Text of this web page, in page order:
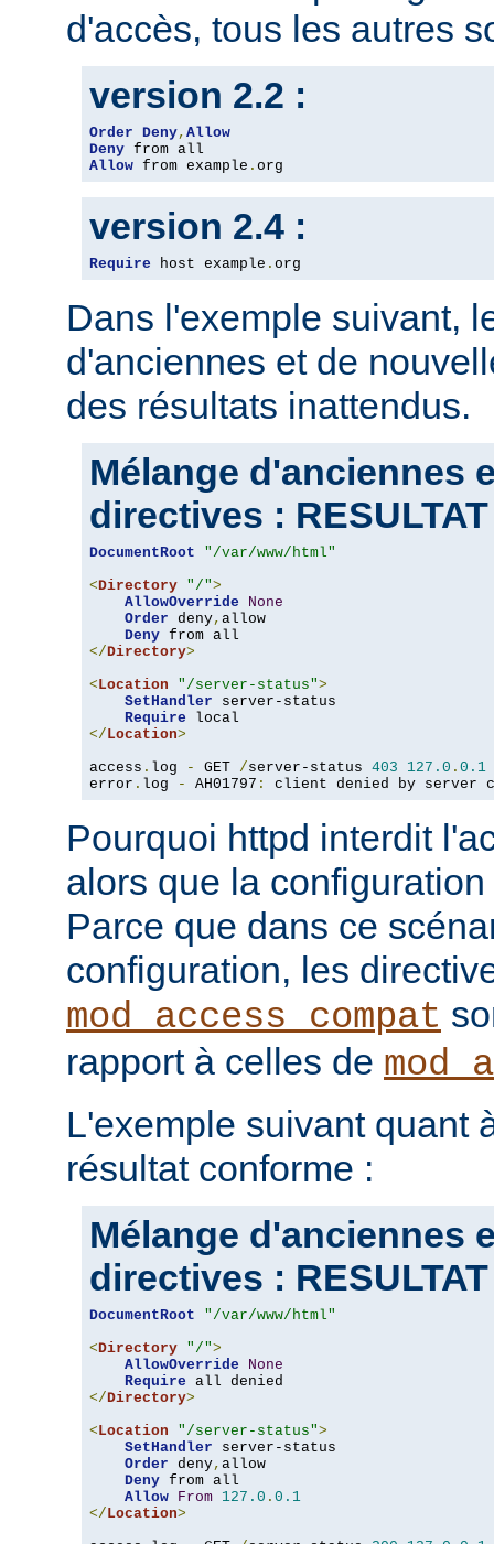
d'accès, tous les autres
version 2.2 :
Order Deny, Allow
Deny
Allow from example . org
version 2.4 :
Require host example . org
Dans l'exemple suivant,
d'anciennes et de
des résultats inattendus.
Mélange d'anciennes
directives :
DocumentRoot
"/var/www/html"
<Directory "/">
AllowOverride
None
Order deny, allow
Deny
</Directory>
<Location "/server-status">
SetHandler server-status
Require
</Location>
access . log - GET /server-status 403 127.0 . 0.1
error . log - AH01797 : client denied by server
Pourquoi httpd interdit
alors que la
Parce que dans ce
configuration, les
mod_access_compat
rapport à celles de
L'exemple suivant quant
résultat conforme :
Mélange d'anciennes
directives :
DocumentRoot
"/var/www/html"
<Directory "/">
AllowOverride
None
Require
</Directory>
<Location "/server-status">
SetHandler server-status
Order deny, allow
Deny from all
Allow From 127.0 . 0.1
</Location>